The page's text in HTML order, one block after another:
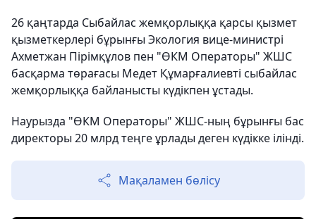
26 қаңтарда Сыбайлас жемқорлыққа қарсы қызмет
қызметкерлері бұрынғы Экология вице-министрі
Ахметжан Пірімқұлов пен "ӨКМ Операторы" ЖШС
басқарма төрағасы Медет Құмарғалиевті сыбайлас
жемқорлыққа байланысты күдікпен ұстады.
Наурызда "ӨКМ Операторы" ЖШС-ның бұрынғы бас
директоры 20 млрд теңге ұрлады деген күдікке ілінді.
Мақаламен бөлісу